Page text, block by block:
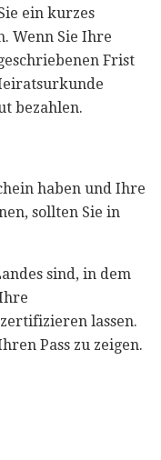
ein kurzes
Wenn Sie Ihre
Frist
bezahlen.
haben und Ihre
sollten Sie in
sind, in dem
lassen.
Pass zu zeigen.